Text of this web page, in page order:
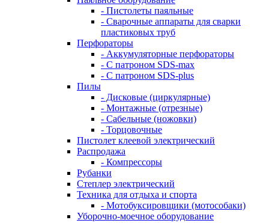
- Пистолеты паяльные
- Сварочные аппараты для сварки
пластиковых труб
Перфораторы
- Аккумуляторные перфораторы
- С патроном SDS-max
- С патроном SDS-plus
Пилы
- Дисковые (циркулярные)
- Монтажные (отрезные)
- Сабельные (ножовки)
- Торцовочные
Пистолет клеевой электрический
Распродажа
- Компрессоры
Рубанки
Степлер электрический
Техника для отдыха и спорта
- Мотобуксировщики (мотособаки)
Уборочно-моечное оборудование